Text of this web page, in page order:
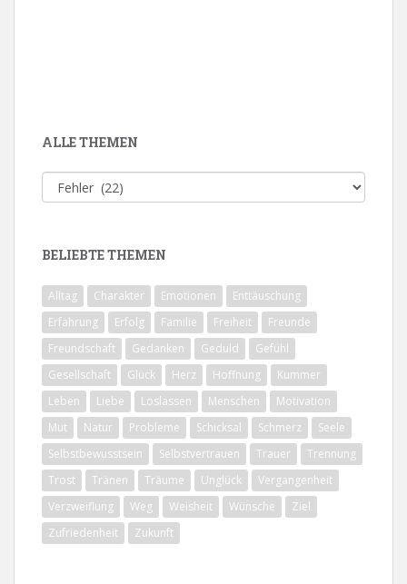
ALLE THEMEN
Alle
Themen
BELIEBTE THEMEN
Alltag Charakter Emotionen
Enttäuschung
Erfahrung
Erfolg Familie Freiheit
Freunde
Freundschaft
Gedanken Geduld
Gefühl
Gesellschaft
Glück Herz Hoffnung
Kummer
Leben
Liebe Loslassen Menschen
Motivation
Mut
Natur Probleme Schicksal Schmerz
Seele
Selbstbewusstsein
Selbstvertrauen Trauer
Trennung
Trost
Tränen Träume Unglück
Vergangenheit
Verzweiflung
Weg Weisheit Wünsche
Ziel
Zufriedenheit
Zukunft